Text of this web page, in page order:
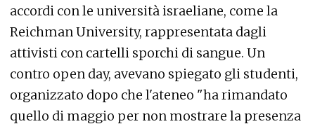
accordi con le università israeliane, come la
Reichman University, rappresentata dagli
attivisti con cartelli sporchi di sangue. Un
contro open day, avevano spiegato gli studenti,
organizzato dopo che l'ateneo "ha rimandato
quello di maggio per non mostrare la presenza